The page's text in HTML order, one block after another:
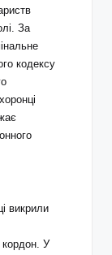
За
кодексу
викрили
кордон. У